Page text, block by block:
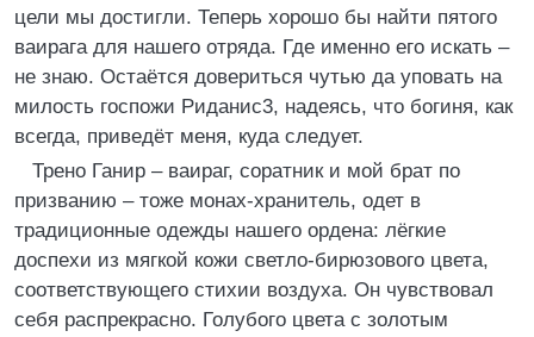
цели мы достигли. Теперь хорошо бы найти пятого
ваирага для нашего отряда. Где именно его искать –
не знаю. Остаётся довериться чутью да уповать на
милость госпожи Риданис3, надеясь, что богиня, как
всегда, приведёт меня, куда следует.
Трено Ганир – ваираг, соратник и мой брат по
призванию – тоже монах-хранитель, одет в
традиционные одежды нашего ордена: лёгкие
доспехи из мягкой кожи светло-бирюзового цвета,
соответствующего стихии воздуха. Он чувствовал
себя распрекрасно. Голубого цвета с золотым